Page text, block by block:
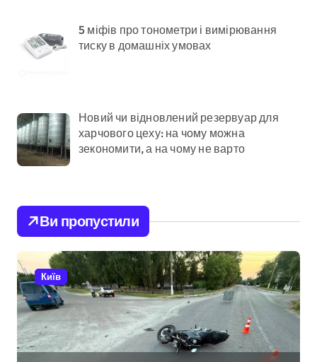
5 міфів про тонометри і вимірювання
тиску в домашніх умовах
Новий чи відновлений резервуар для
харчового цеху: на чому можна
зекономити, а на чому не варто
Ви пропустили
Київ